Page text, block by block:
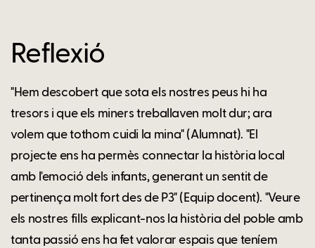
Reflexió
"Hem descobert que sota els nostres peus hi ha
tresors i que els miners treballaven molt dur; ara
volem que tothom cuidi la mina" (Alumnat). "El
projecte ens ha permès connectar la història local
amb l'emoció dels infants, generant un sentit de
pertinença molt fort des de P3" (Equip docent). "Veure
els nostres fills explicant-nos la història del poble amb
tanta passió ens ha fet valorar espais que teníem